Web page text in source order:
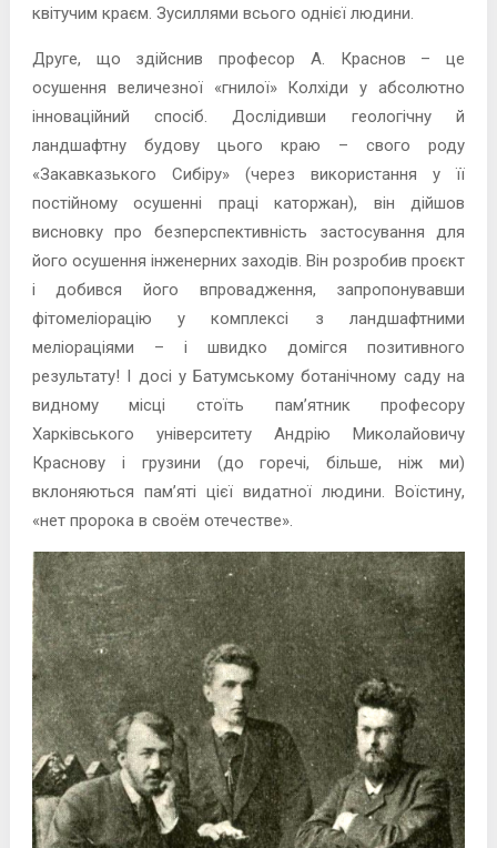
квітучим краєм. Зусиллями всього однієї людини.
Друге, що здійснив професор А. Краснов – це
осушення величезної «гнилої» Колхіди у абсолютно
інноваційний спосіб. Дослідивши геологічну й
ландшафтну будову цього краю – свого роду
«Закавказького Сибіру» (через використання у її
постійному осушенні праці каторжан), він дійшов
висновку про безперспективність застосування для
його осушення інженерних заходів. Він розробив проєкт
і добився його впровадження, запропонувавши
фітомеліорацію у комплексі з ландшафтними
меліораціями – і швидко домігся позитивного
результату! І досі у Батумському ботанічному саду на
видному місці стоїть пам’ятник професору
Харківського університету Андрію Миколайовичу
Краснову і грузини (до горечі, більше, ніж ми)
вклоняються пам’яті цієї видатної людини. Воїстину,
«нет пророка в своём отечестве».